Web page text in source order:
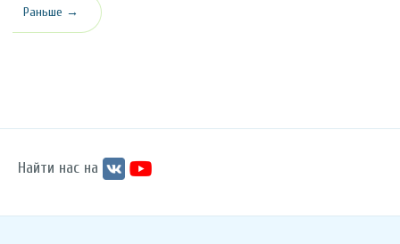
Раньше →
Найти нас на